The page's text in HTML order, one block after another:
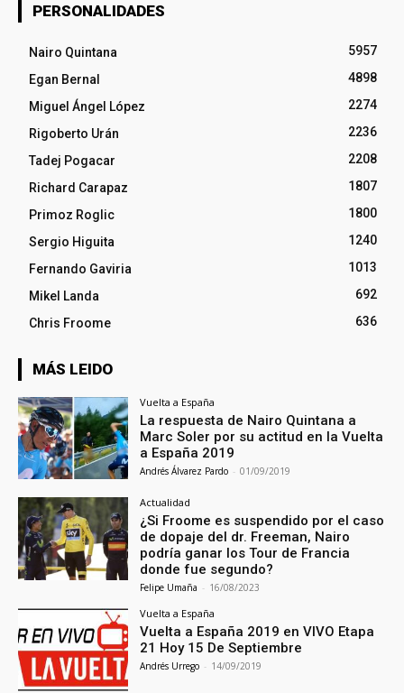
PERSONALIDADES
Nairo Quintana
5957
Egan Bernal
4898
Miguel Ángel López
2274
Rigoberto Urán
2236
Tadej Pogacar
2208
Richard Carapaz
1807
Primoz Roglic
1800
Sergio Higuita
1240
Fernando Gaviria
1013
Mikel Landa
692
Chris Froome
636
MÁS LEIDO
Vuelta a España
La respuesta de Nairo Quintana a
Marc Soler por su actitud en la Vuelta
a España 2019
Andrés Álvarez Pardo - 01/09/2019
Actualidad
¿Si Froome es suspendido por el caso
de dopaje del dr. Freeman, Nairo
podría ganar los Tour de Francia
donde fue segundo?
Felipe Umaña - 16/08/2023
Vuelta a España
Vuelta a España 2019 en VIVO Etapa
21 Hoy 15 De Septiembre
Andrés Urrego - 14/09/2019